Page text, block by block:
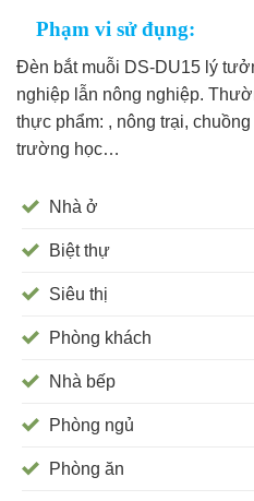
Phạm vi sử đụng:
Đèn bắt muỗi DS-DU15 lý
nghiệp lẫn nông nghiệp.
thực phẩm: , nông trại,
trường học…
Nhà ở
Biệt thự
Siêu thị
Phòng khách
Nhà bếp
Phòng ngủ
Phòng ăn